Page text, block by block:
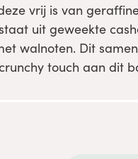
vrij is van
uit geweekte
walnoten. Dit
touch aan dit